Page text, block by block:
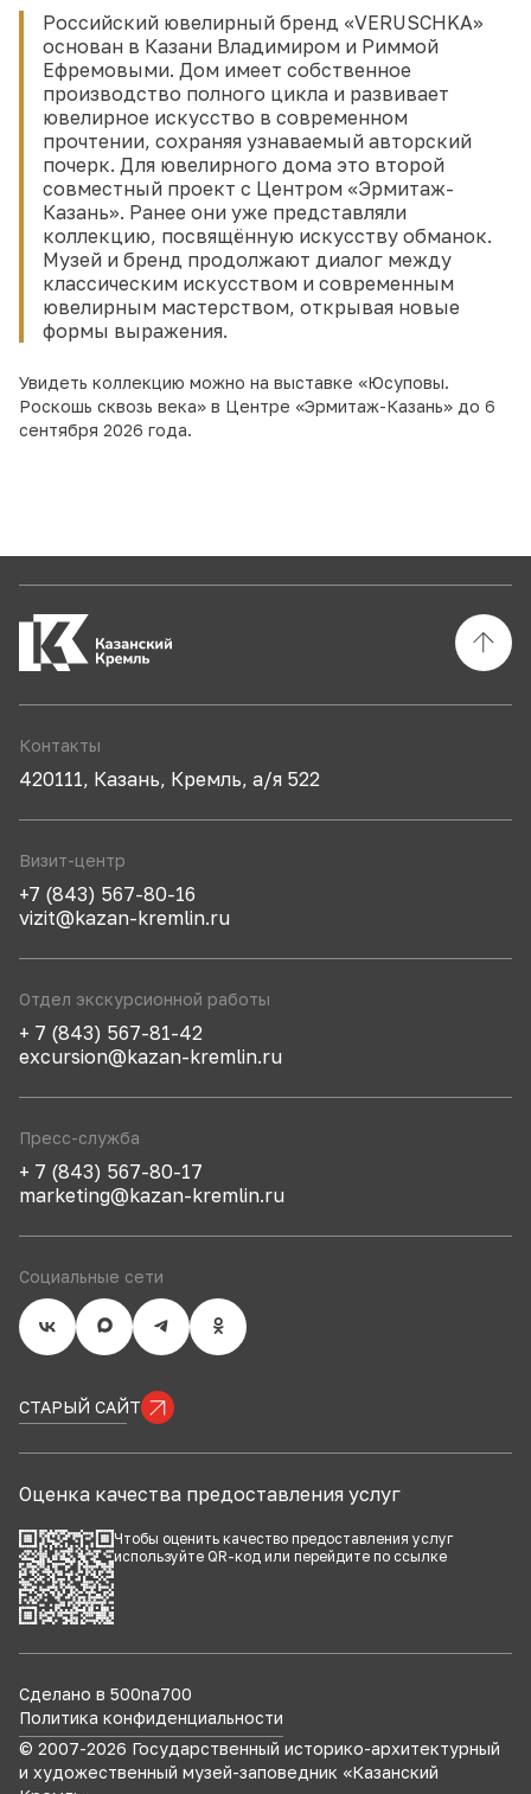
Российский ювелирный бренд «VERUSCHKA»
основан в Казани Владимиром и Риммой
Ефремовыми. Дом имеет собственное
производство полного цикла и развивает
ювелирное искусство в современном
прочтении, сохраняя узнаваемый авторский
почерк. Для ювелирного дома это второй
совместный проект с Центром «Эрмитаж-
Казань». Ранее они уже представляли
коллекцию, посвящённую искусству обманок.
Музей и бренд продолжают диалог между
классическим искусством и современным
ювелирным мастерством, открывая новые
формы выражения.
Увидеть коллекцию можно на выставке «Юсуповы.
Роскошь сквозь века» в Центре «Эрмитаж-Казань» до 6
сентября 2026 года.
Контакты
420111, Казань, Кремль, а/я 522
Визит-центр
+7 (843) 567-80-16
vizit@kazan-kremlin.ru
Отдел экскурсионной работы
+ 7 (843) 567-81-42
excursion@kazan-kremlin.ru
Пресс-служба
+ 7 (843) 567-80-17
marketing@kazan-kremlin.ru
Социальные сети
СТАРЫЙ САЙТ
Оценка качества предоставления услуг
Чтобы оценить качество предоставления услуг
используйте QR-код или перейдите по ссылке
Сделано в 500na700
Политика конфиденциальности
© 2007-2026 Государственный историко-архитектурный
и художественный музей-заповедник «Казанский